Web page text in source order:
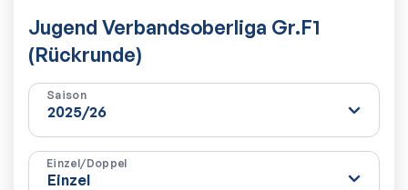
Jugend Verbandsoberliga Gr.F1
(Rückrunde)
Saison
Einzel/Doppel